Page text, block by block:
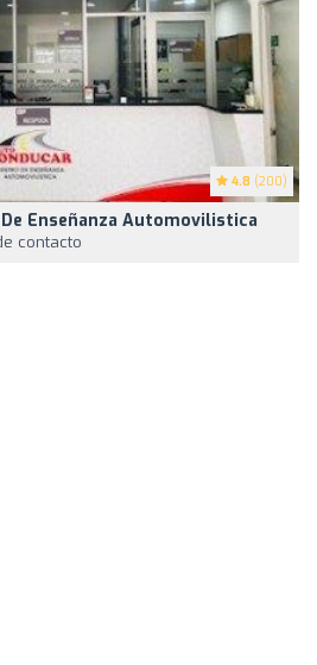
4.8 (200)
Enseñanza Automovilistica
contacto